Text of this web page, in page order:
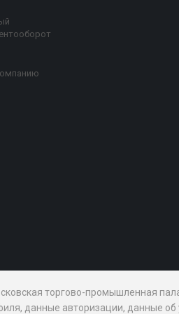
торгово-промышленная
данные авторизации, данные об